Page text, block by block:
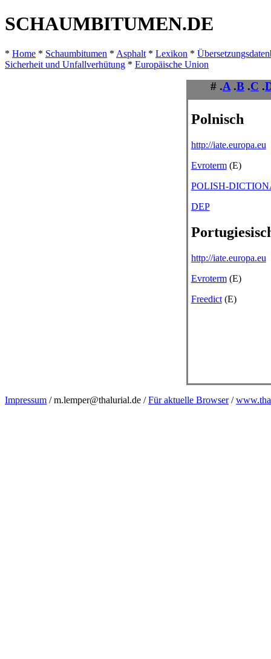
SCHAUMBITUMEN.DE
* Home * Schaumbitumen * Asphalt * Lexikon *
Sicherheit und Unfallverhütung * Europäische Union
# .A .B .C .
Polnisch
http://iate.europa.eu
Evroterm(E)
POLISH-
DEP
http://iate.europa.eu
Evroterm(E)
Freedict(E)
Impressum / m.lemper@thalurial.de /Für aktuelle Browser/